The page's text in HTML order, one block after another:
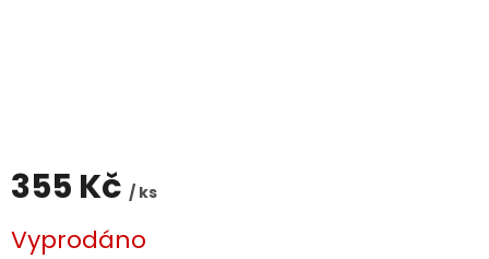
355 Kč / ks
cena:
Vyprodáno